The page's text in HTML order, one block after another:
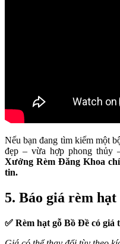
Nếu bạn đang tìm kiếm một
đẹp – vừa hợp phong thủy
Xưởng Rèm Đăng Khoa
tin.
5. Báo giá rèm
✅ Rèm hạt gỗ Bồ Đề có giá